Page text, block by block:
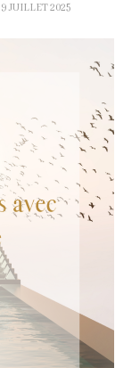
9 JUILLET 2025